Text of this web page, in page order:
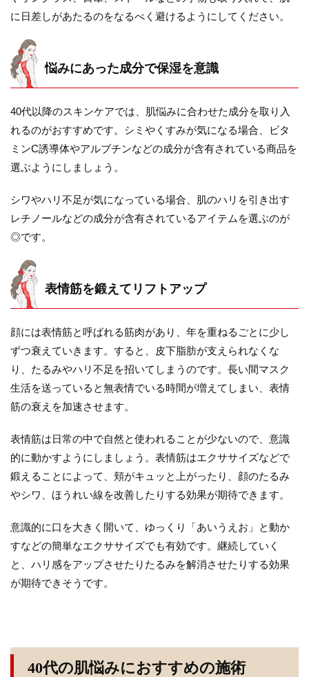
に日差しがあたるのをなるべく避けるようにしてください。
悩みにあった成分で保湿を意識
40代以降のスキンケアでは、肌悩みに合わせた成分を取り入
れるのがおすすめです。シミやくすみが気になる場合、ビタ
ミンC誘導体やアルブチンなどの成分が含有されている商品を
選ぶようにしましょう。
シワやハリ不足が気になっている場合、肌のハリを引き出す
レチノールなどの成分が含有されているアイテムを選ぶのが
◎です。
表情筋を鍛えてリフトアップ
顔には表情筋と呼ばれる筋肉があり、年を重ねるごとに少し
ずつ衰えていきます。すると、皮下脂肪が支えられなくな
り、たるみやハリ不足を招いてしまうのです。長い間マスク
生活を送っていると無表情でいる時間が増えてしまい、表情
筋の衰えを加速させます。
表情筋は日常の中で自然と使われることが少ないので、意識
的に動かすようにしましょう。表情筋はエクササイズなどで
鍛えることによって、頬がキュッと上がったり、顔のたるみ
やシワ、ほうれい線を改善したりする効果が期待できます。
意識的に口を大きく開いて、ゆっくり「あいうえお」と動か
すなどの簡単なエクササイズでも有効です。継続していく
と、ハリ感をアップさせたりたるみを解消させたりする効果
が期待できそうです。
40代の肌悩みにおすすめの施術